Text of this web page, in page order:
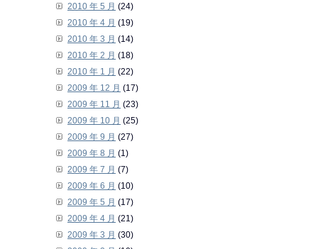
2010 年 5 月 (24)
2010 年 4 月 (19)
2010 年 3 月 (14)
2010 年 2 月 (18)
2010 年 1 月 (22)
2009 年 12 月 (17)
2009 年 11 月 (23)
2009 年 10 月 (25)
2009 年 9 月 (27)
2009 年 8 月 (1)
2009 年 7 月 (7)
2009 年 6 月 (10)
2009 年 5 月 (17)
2009 年 4 月 (21)
2009 年 3 月 (30)